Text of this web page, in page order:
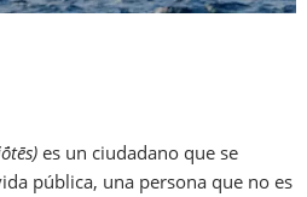
es un ciudadano que se
pública, una persona que no es